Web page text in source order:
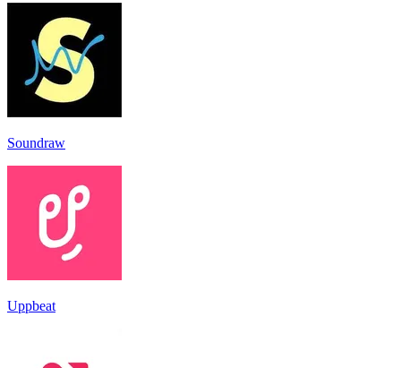
Soundraw
Uppbeat